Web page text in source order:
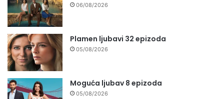
06/08/2026
Plamen ljubavi 32 epizoda
05/08/2026
Moguća ljubav 8 epizoda
05/08/2026